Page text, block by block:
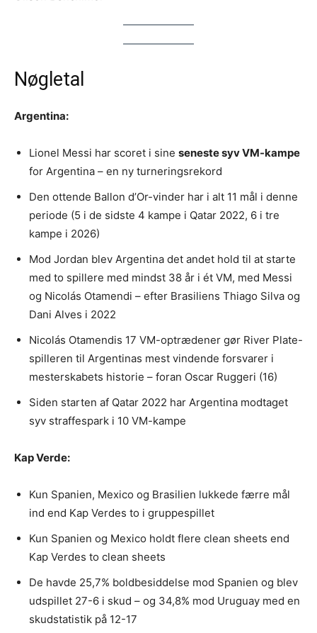
Nøgletal
Argentina:
Lionel Messi har scoret i sine seneste syv VM-kampe
for Argentina – en ny turneringsrekord
Den ottende Ballon d’Or-vinder har i alt 11 mål i denne
periode (5 i de sidste 4 kampe i Qatar 2022, 6 i tre
kampe i 2026)
Mod Jordan blev Argentina det andet hold til at starte
med to spillere med mindst 38 år i ét VM, med Messi
og Nicolás Otamendi – efter Brasiliens Thiago Silva og
Dani Alves i 2022
Nicolás Otamendis 17 VM-optrædener gør River Plate-
spilleren til Argentinas mest vindende forsvarer i
mesterskabets historie – foran Oscar Ruggeri (16)
Siden starten af Qatar 2022 har Argentina modtaget
syv straffespark i 10 VM-kampe
Kap Verde:
Kun Spanien, Mexico og Brasilien lukkede færre mål
ind end Kap Verdes to i gruppespillet
Kun Spanien og Mexico holdt flere clean sheets end
Kap Verdes to clean sheets
De havde 25,7% boldbesiddelse mod Spanien og blev
udspillet 27-6 i skud – og 34,8% mod Uruguay med en
skudstatistik på 12-17